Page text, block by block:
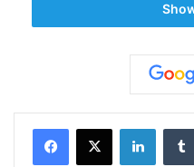
Trên Thế
Nghệ Xây
1 day ago